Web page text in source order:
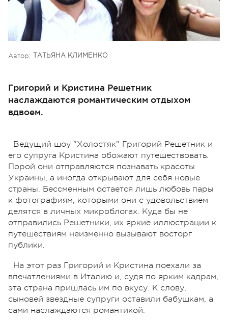
Автор: ТАТЬЯНА КЛИМЕНКО
Григорий и Кристина Решетник
наслаждаются романтическим отдыхом
вдвоем.
Ведущий шоу "Холостяк" Григорий Решетник и
его супруга Кристина обожают путешествовать.
Порой они отправляются познавать красоты
Украины, а иногда открывают для себя новые
страны. Бессменным остается лишь любовь пары
к фотографиям, которыми они с удовольствием
делятся в личных микроблогах. Куда бы не
отправились Решетники, их яркие иллюстрации к
путешествиям неизменно вызывают восторг
публики.
На этот раз Григорий и Кристина поехали за
впечатлениями в Италию и, судя по ярким кадрам,
эта страна пришлась им по вкусу. К слову,
сыновей звездные супруги оставили бабушкам, а
сами наслаждаются романтикой.